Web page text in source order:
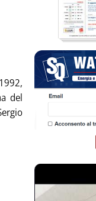
del
2001'